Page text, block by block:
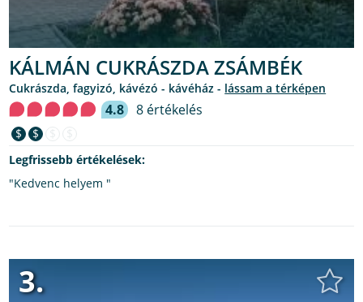
KÁLMÁN CUKRÁSZDA ZSÁMBÉK
cukrászda, fagyizó, kávézó - kávéház - lássam a térképen
4.8 8 értékelés
$ $
Legfrissebb értékelések:
"Kedvenc helyem "
3.